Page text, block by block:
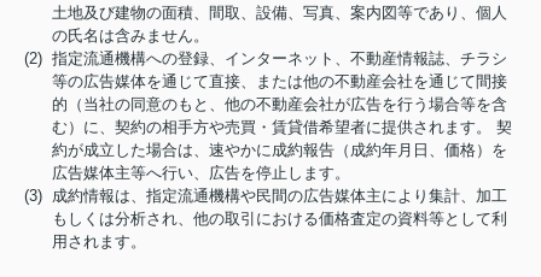
土地及び建物の面積、間取、設備、写真、案内図等であり、個人
の氏名は含みません。
(2) 指定流通機構への登録、インターネット、不動産情報誌、チラシ
等の広告媒体を通じて直接、または他の不動産会社を通じて間接
的（当社の同意のもと、他の不動産会社が広告を行う場合等を含
む）に、契約の相手方や売買・賃貸借希望者に提供されます。 契
約が成立した場合は、速やかに成約報告（成約年月日、価格）を
広告媒体主等へ行い、広告を停止します。
(3) 成約情報は、指定流通機構や民間の広告媒体主により集計、加工
もしくは分析され、他の取引における価格査定の資料等として利
用されます。